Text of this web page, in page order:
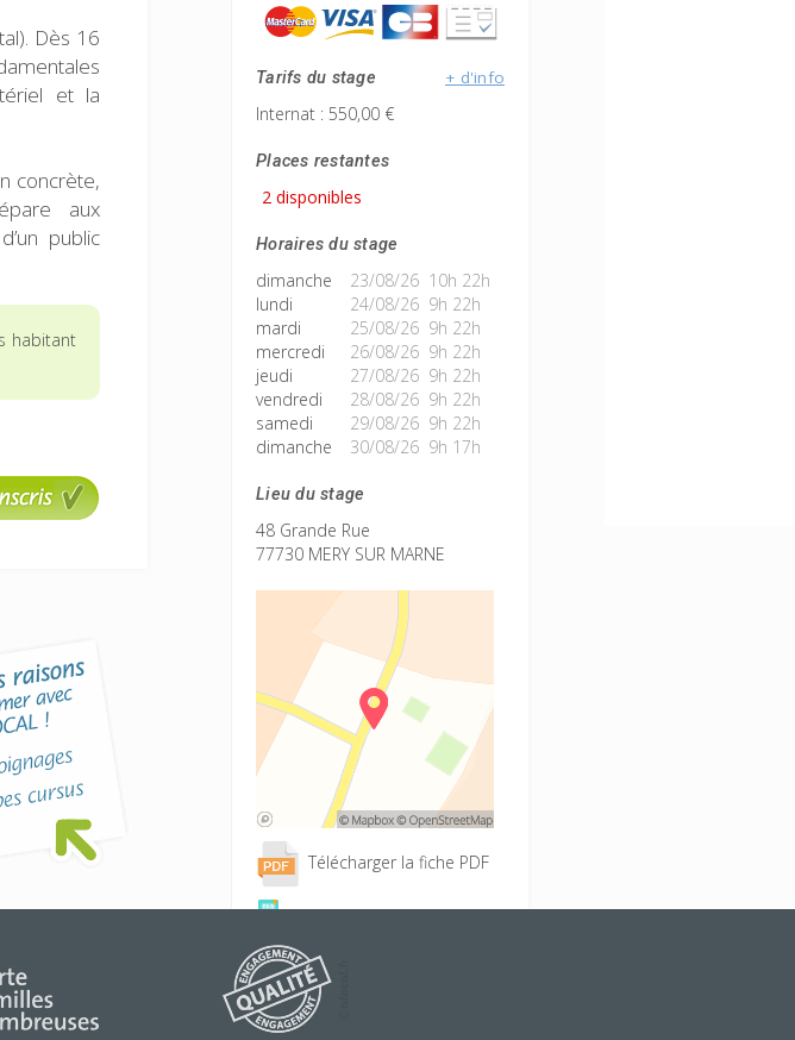
Dès 16
et la
concrète,
aux
public
habitant
Tarifs du stage + d'info
Internat : 550,00 €
Places restantes
2 disponibles
Horaires du stage
dimanche
23/08/26 10h 22h
lundi
24/08/26 9h 22h
mardi
25/08/26 9h 22h
mercredi
26/08/26 9h 22h
jeudi
27/08/26 9h 22h
vendredi
28/08/26 9h 22h
samedi
29/08/26 9h 22h
dimanche
30/08/26 9h 17h
Lieu du stage
48 Grande Rue
77730 MERY SUR MARNE
Télécharger la fiche PDF
Conditions d'inscription
Projet éducatif